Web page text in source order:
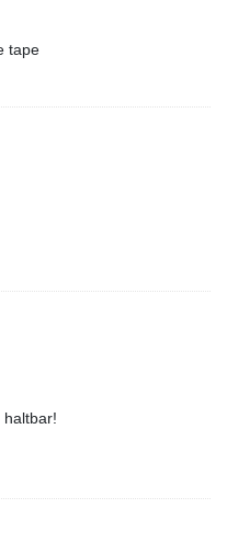
tape
haltbar!